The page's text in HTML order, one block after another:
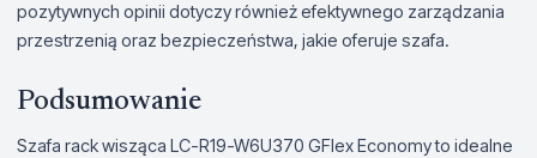
pozytywnych opinii dotyczy również efektywnego zarządzania
przestrzenią oraz bezpieczeństwa, jakie oferuje szafa.
Podsumowanie
Szafa rack wisząca LC-R19-W6U370 GFlex Economy to idealne